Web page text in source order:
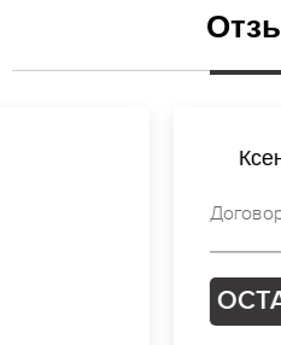
Ксения Михайлова
ОСТАВИТЬ